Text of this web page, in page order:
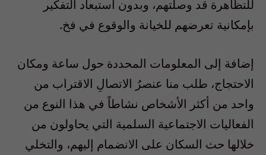
للتظاهرة قد وصلتهم، وبدون استبعاد التفكير
بإمكانية تعرضهم للخيانة والوقوع في فخ.
إضافة إلى المعلومات المحددة حول ساعة ومكان
الاحتجاج، طلب منا عنصرُ الاتصالِ الاقتراب من
واحد من أكثر الأشخاص نشاطاً في هذا النوع من
الفعاليات الاجتماعية السلمية التي يحاولون من
خلالها حث السكان على الانضمام إليهم، والتخلي